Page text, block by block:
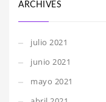
ARCHIVES
julio 2021
junio 2021
mayo 2021